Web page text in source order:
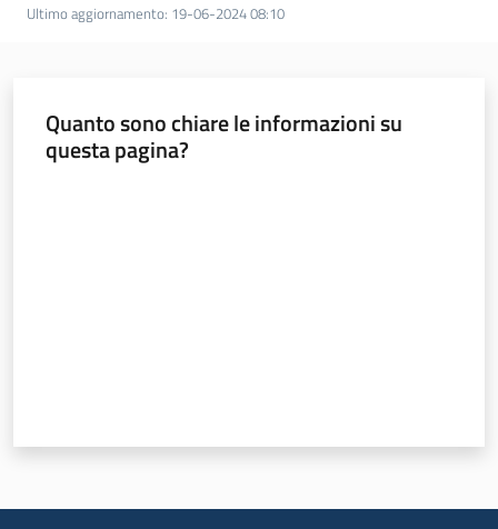
Ultimo aggiornamento: 19-06-2024 08:10
Quanto sono chiare le informazioni su
questa pagina?